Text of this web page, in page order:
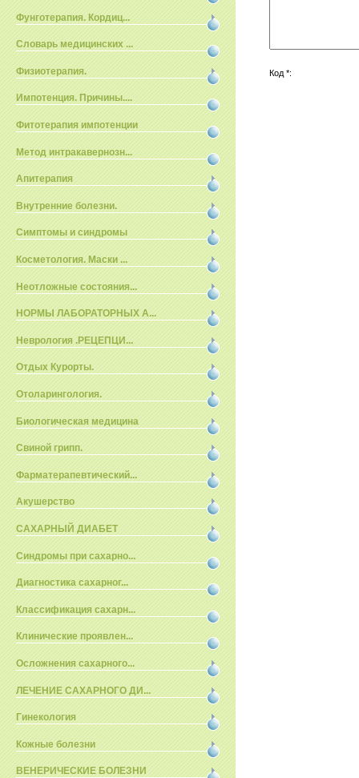
Фунготерапия. Кордиц...
Словарь медицинских ...
Физиотерапия.
Импотенция. Причины....
Фитотерапия импотенции
Метод интракавернозн...
Апитерапия
Внутренние болезни.
Симптомы и синдромы
Косметология. Маски ...
Неотложные состояния...
НОРМЫ ЛАБОРАТОРНЫХ А...
Неврология .РЕЦЕПЦИ...
Отдых Курорты.
Отоларингология.
Биологическая медицина
Свиной грипп.
Фарматерапевтический...
Акушерство
САХАРНЫЙ ДИАБЕТ
Синдромы при сахарно...
Диагностика сахарног...
Классификация сахарн...
Клинические проявлен...
Осложнения сахарного...
ЛЕЧЕНИЕ САХАРНОГО ДИ...
Гинекология
Кожные болезни
ВЕНЕРИЧЕСКИЕ БОЛЕЗНИ
Код *: